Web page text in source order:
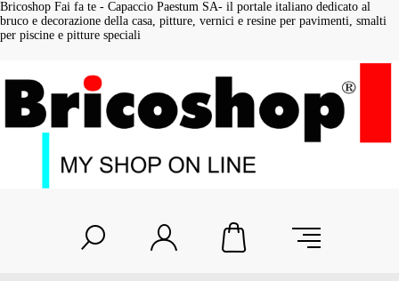
Bricoshop Fai fa te - Capaccio Paestum SA- il portale italiano dedicato al
bruco e decorazione della casa, pitture, vernici e resine per pavimenti, smalti
per piscine e pitture speciali